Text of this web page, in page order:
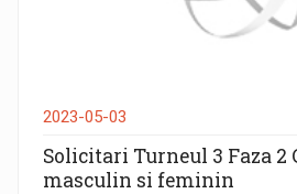
2023-05-03
Solicitari Turneul 3 Faza 2
masculin si feminin